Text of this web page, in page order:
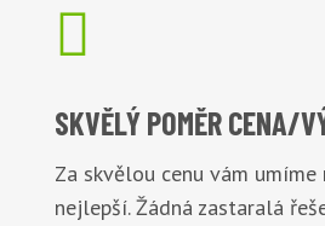

SKVĚLÝ POMĚRCENA/
Za skvělou cenu vám
nejlepší. Žádná zastaralá